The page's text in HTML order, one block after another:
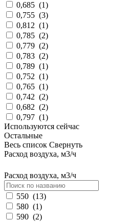
0,685 (1)
0,755 (3)
0,812 (1)
0,785 (2)
0,779 (2)
0,783 (2)
0,789 (1)
0,752 (1)
0,765 (1)
0,742 (2)
0,682 (2)
0,797 (1)
Используются сейчас
Остальные
Весь список Свернуть
Расход воздуха, м3/ч
Расход воздуха, м3/ч
550 (13)
580 (1)
590 (2)